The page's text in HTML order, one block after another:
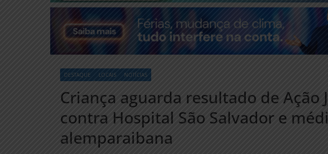
DESTAQUE LOCAIS NOTÍCIAS
Criança aguarda resultado de Ação
contra Hospital São Salvador e
alemparaibana